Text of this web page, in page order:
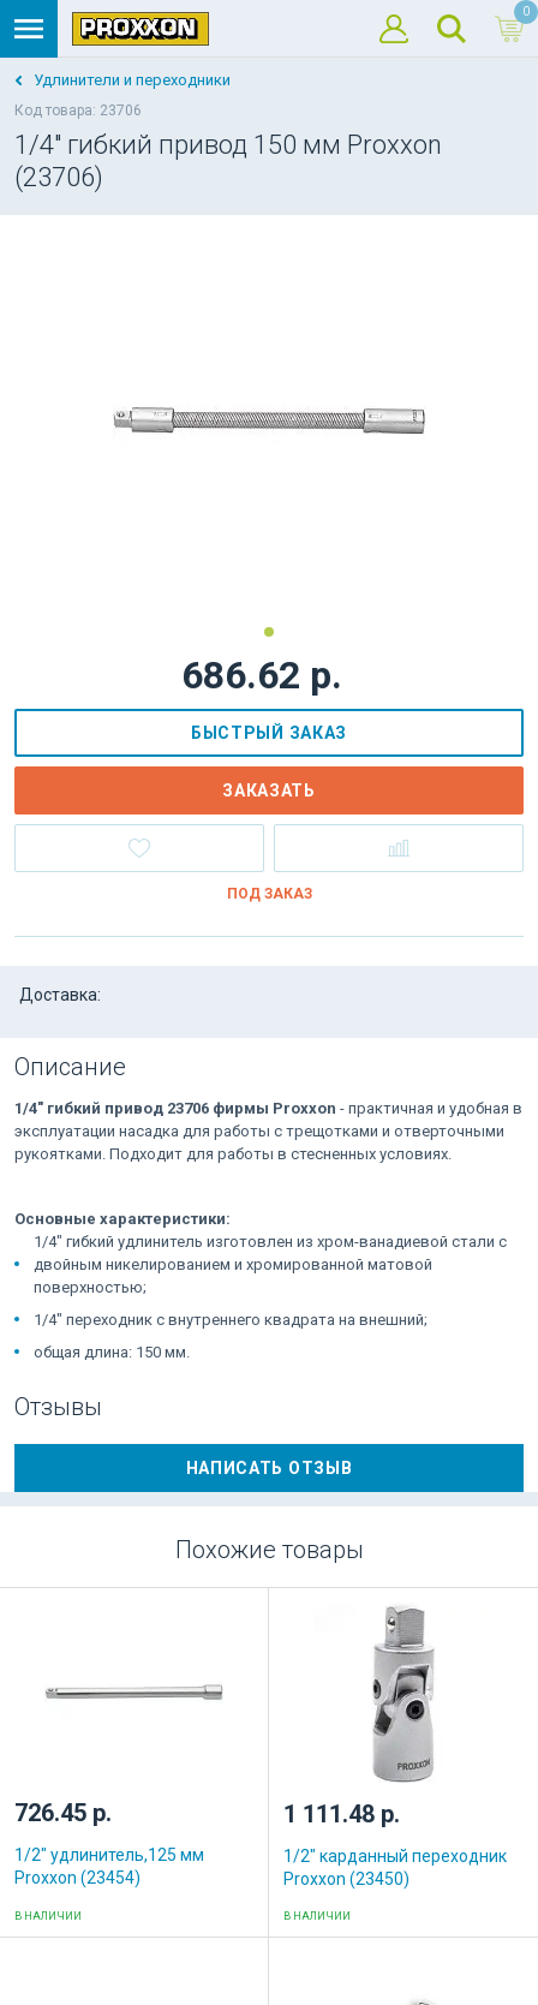
0
Удлинители и переходники
Код товара: 23706
1/4" гибкий привод 150 мм Proxxon
(23706)
686.62 р.
БЫСТРЫЙ ЗАКАЗ
ЗАКАЗАТЬ
ПОД ЗАКАЗ
Доставка:
Описание
1/4" гибкий привод 23706 фирмы Proxxon - практичная и удобная в
эксплуатации насадка для работы с трещотками и отверточными
рукоятками. Подходит для работы в стесненных условиях.
Основные характеристики:
1/4" гибкий удлинитель изготовлен из хром-ванадиевой стали с
двойным никелированием и хромированной матовой
поверхностью;
1/4" переходник с внутреннего квадрата на внешний;
общая длина: 150 мм.
Отзывы
НАПИСАТЬ ОТЗЫВ
Похожие товары
726.45 р.
1/2" удлинитель,125 мм
Proxxon (23454)
В НАЛИЧИИ
1 111.48 р.
1/2" карданный переходник
Proxxon (23450)
В НАЛИЧИИ